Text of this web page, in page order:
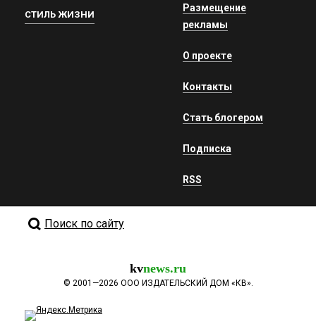
СТИЛЬ ЖИЗНИ
Размещение
рекламы
О проекте
Контакты
Стать блогером
Подписка
RSS
Поиск по сайту
kvnews.ru
© 2001—2026 ООО ИЗДАТЕЛЬСКИЙ ДОМ «КВ».